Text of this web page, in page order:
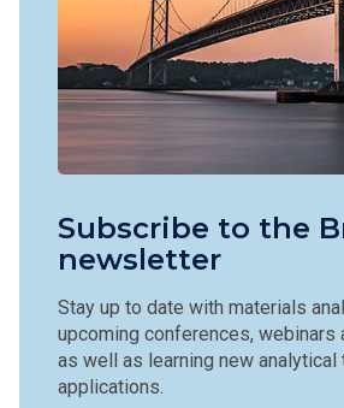
Subscribe to the
newsletter
Stay up to date with materials
upcoming conferences, webinars
as well as learning new analytical
applications.